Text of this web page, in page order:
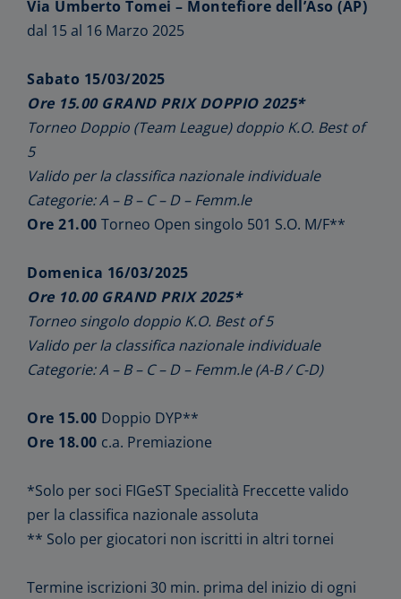
Via Umberto Tomei – Montefiore dell’Aso (AP)
dal 15 al 16 Marzo 2025
Sabato 15/03/2025
Ore 15.00 GRAND PRIX DOPPIO 2025*
Torneo Doppio (Team League) doppio K.O. Best of
5
Valido per la classifica nazionale individuale
Categorie: A – B – C – D – Femm.le
Ore 21.00 Torneo Open singolo 501 S.O. M/F**
Domenica 16/03/2025
Ore 10.00 GRAND PRIX 2025*
Torneo singolo doppio K.O. Best of 5
Valido per la classifica nazionale individuale
Categorie: A – B – C – D – Femm.le (A-B / C-D)
Ore 15.00 Doppio DYP**
Ore 18.00 c.a. Premiazione
*Solo per soci FIGeST Specialità Freccette valido
per la classifica nazionale assoluta
** Solo per giocatori non iscritti in altri tornei
Termine iscrizioni 30 min. prima del inizio di ogni